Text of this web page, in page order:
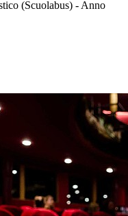
(Scuolabus) - Anno